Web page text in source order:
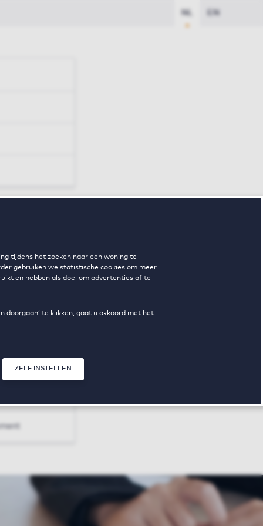
tijdens het zoeken naar een woning te
gebruiken we statistische cookies om meer
en hebben als doel om advertenties af te
doorgaan’ te klikken, gaat u akkoord met het
ZELF INSTELLEN
NL EN